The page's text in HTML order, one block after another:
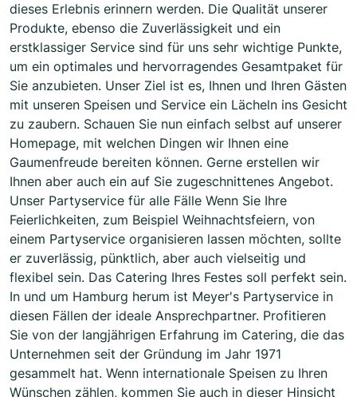
dieses Erlebnis erinnern werden. Die Qualität unserer
Produkte, ebenso die Zuverlässigkeit und ein
erstklassiger Service sind für uns sehr wichtige Punkte,
um ein optimales und hervorragendes Gesamtpaket für
Sie anzubieten. Unser Ziel ist es, Ihnen und Ihren Gästen
mit unseren Speisen und Service ein Lächeln ins Gesicht
zu zaubern. Schauen Sie nun einfach selbst auf unserer
Homepage, mit welchen Dingen wir Ihnen eine
Gaumenfreude bereiten können. Gerne erstellen wir
Ihnen aber auch ein auf Sie zugeschnittenes Angebot.
Unser Partyservice für alle Fälle Wenn Sie Ihre
Feierlichkeiten, zum Beispiel Weihnachtsfeiern, von
einem Partyservice organisieren lassen möchten, sollte
er zuverlässig, pünktlich, aber auch vielseitig und
flexibel sein. Das Catering Ihres Festes soll perfekt sein.
In und um Hamburg herum ist Meyer's Partyservice in
diesen Fällen der ideale Ansprechpartner. Profitieren
Sie von der langjährigen Erfahrung im Catering, die das
Unternehmen seit der Gründung im Jahr 1971
gesammelt hat. Wenn internationale Speisen zu Ihren
Wünschen zählen, kommen Sie auch in dieser Hinsicht